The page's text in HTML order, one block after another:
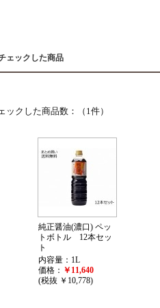
ェックした商品
ックした商品数：（1件）
純正醤油(濃口) ペッ
トボトル 12本セッ
ト
内容量：1L
価格： ￥11,640
(税抜 ￥10,778)